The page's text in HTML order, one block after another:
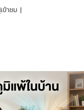
ข้าชม |